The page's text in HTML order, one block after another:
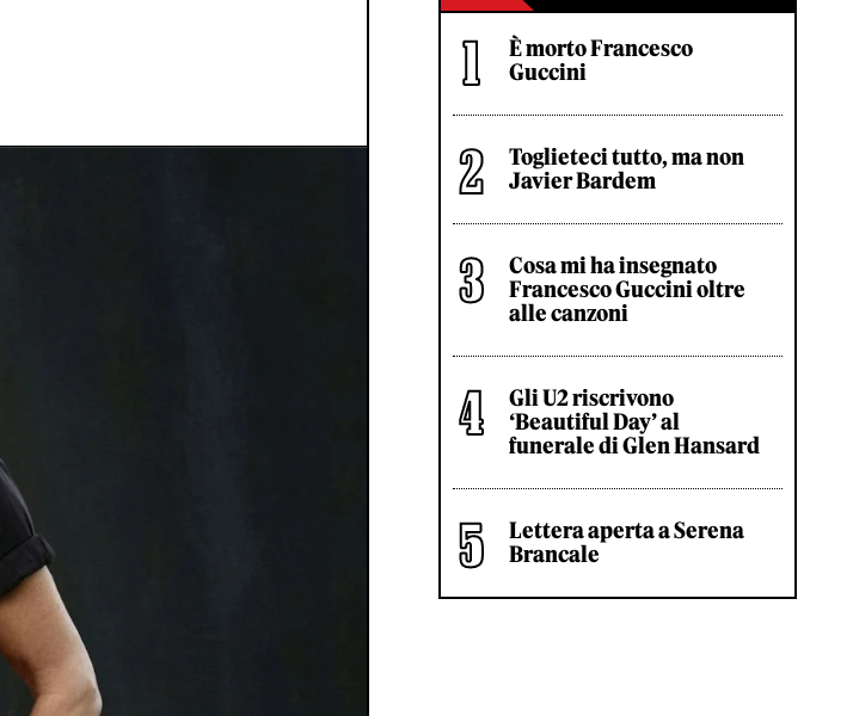
È morto Francesco
Guccini
Toglieteci tutto, ma non
Javier Bardem
Cosa mi ha insegnato
Francesco Guccini oltre
alle canzoni
Gli U2 riscrivono
‘Beautiful Day’ al
funerale di Glen Hansard
Lettera aperta a Serena
Brancale